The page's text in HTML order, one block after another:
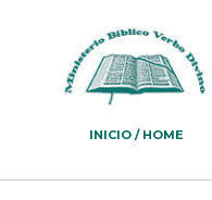
INICIO / HOME